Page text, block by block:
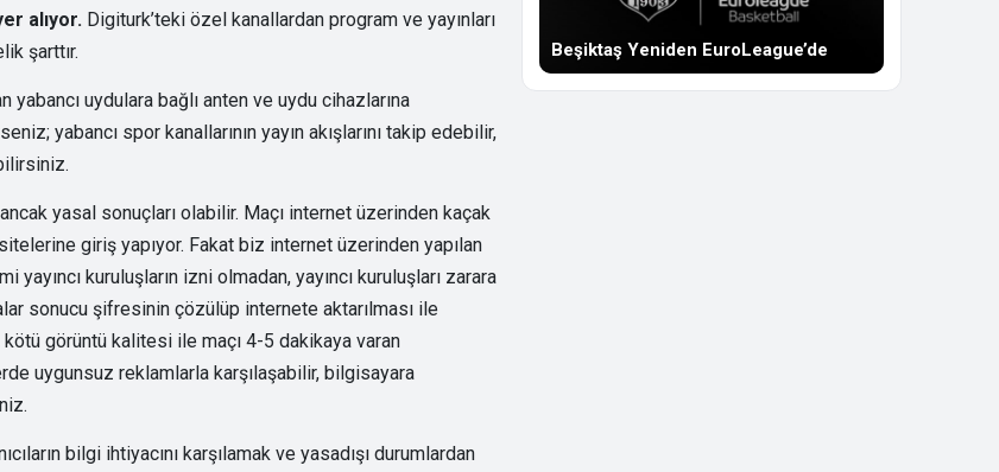
alıyor. Digiturk’teki özel kanallardan program ve yayınları
şarttır.
yabancı uydulara bağlı anten ve uydu cihazlarına
yabancı spor kanallarının yayın akışlarını takip edebilir,
yasal sonuçları olabilir. Maçı internet üzerinden kaçak
giriş yapıyor. Fakat biz internet üzerinden yapılan
kuruluşların izni olmadan, yayıncı kuruluşları zarara
sonucu şifresinin çözülüp internete aktarılması ile
görüntü kalitesi ile maçı 4-5 dakikaya varan
uygunsuz reklamlarla karşılaşabilir, bilgisayara
bilgi ihtiyacını karşılamak ve yasadışı durumlardan
Beşiktaş Yeniden EuroLeague’de